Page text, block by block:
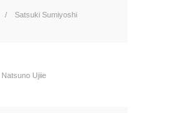
/ Satsuki Sumiyoshi
Ujiie